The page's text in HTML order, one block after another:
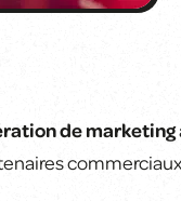
de marketing